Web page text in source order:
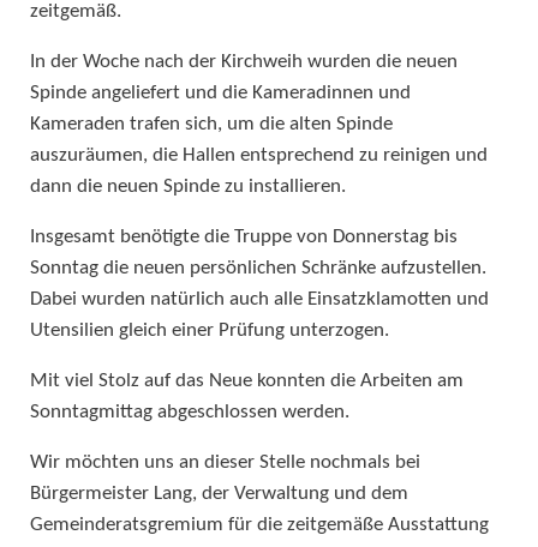
zeitgemäß.
In der Woche nach der Kirchweih wurden die neuen
Spinde angeliefert und die Kameradinnen und
Kameraden trafen sich, um die alten Spinde
auszuräumen, die Hallen entsprechend zu reinigen und
dann die neuen Spinde zu installieren.
Insgesamt benötigte die Truppe von Donnerstag bis
Sonntag die neuen persönlichen Schränke aufzustellen.
Dabei wurden natürlich auch alle Einsatzklamotten und
Utensilien gleich einer Prüfung unterzogen.
Mit viel Stolz auf das Neue konnten die Arbeiten am
Sonntagmittag abgeschlossen werden.
Wir möchten uns an dieser Stelle nochmals bei
Bürgermeister Lang, der Verwaltung und dem
Gemeinderatsgremium für die zeitgemäße Ausstattung